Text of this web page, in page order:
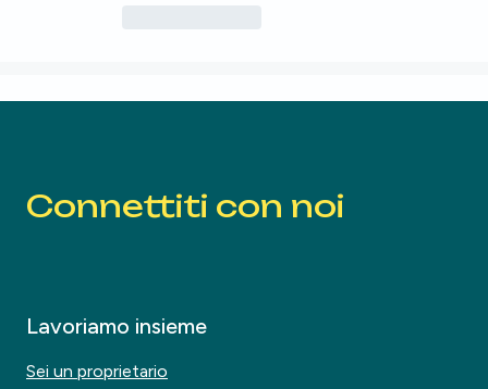
Connettiti con noi
Lavoriamo insieme
Sei un proprietario